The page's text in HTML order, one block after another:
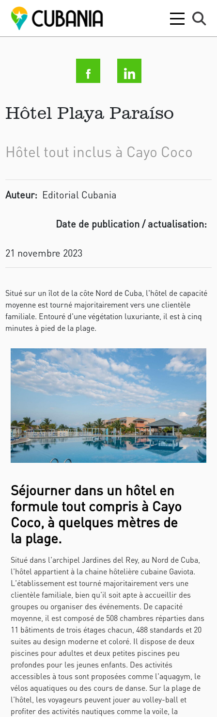
Hôtel Playa Paraíso
Hôtel tout inclus à Cayo Coco
Auteur: Editorial Cubania
Date de publication / actualisation:
21 novembre 2023
Situé sur un îlot de la côte Nord de Cuba, l'hôtel de capacité
moyenne est tourné majoritairement vers une clientèle
familiale. Entouré d'une végétation luxuriante, il est à cinq
minutes à pied de la plage.
Séjourner dans un hôtel en
formule tout compris à Cayo
Coco, à quelques mètres de
la plage.
Situé dans l'archipel Jardines del Rey, au Nord de Cuba,
l'hôtel appartient à la chaine hôtelière cubaine Gaviota.
L'établissement est tourné majoritairement vers une
clientèle familiale, bien qu'il soit apte à accueillir des
groupes ou organiser des événements. De capacité
moyenne, il est composé de 508 chambres réparties dans
11 bâtiments de trois étages chacun, 488 standards et 20
suites au design moderne et coloré. Il dispose de deux
piscines pour adultes et deux petites piscines peu
profondes pour les jeunes enfants. Des activités
accessibles à tous sont proposées comme l'aquagym, le
vélos aquatiques ou des cours de danse. Sur la plage de
l'hôtel, les voyageurs peuvent jouer au volley-ball et
profiter des activités nautiques comme la voile, la